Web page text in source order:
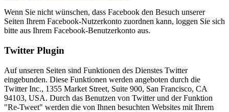
Wenn Sie nicht wünschen, dass Facebook den Besuch unserer
Seiten Ihrem Facebook-Nutzerkonto zuordnen kann, loggen Sie sich
bitte aus Ihrem Facebook-Benutzerkonto aus.
Twitter Plugin
Auf unseren Seiten sind Funktionen des Dienstes Twitter
eingebunden. Diese Funktionen werden angeboten durch die
Twitter Inc., 1355 Market Street, Suite 900, San Francisco, CA
94103, USA. Durch das Benutzen von Twitter und der Funktion
"Re-Tweet" werden die von Ihnen besuchten Websites mit Ihrem